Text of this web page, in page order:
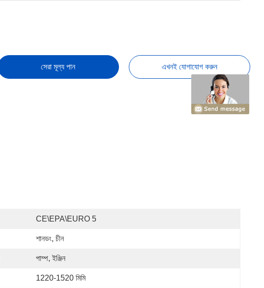
সেরা মূল্য পান এখনই যোগাযোগ করুন
CE\EPA\EURO 5
শানডং, চীন
পাম্প, ইঞ্জিন
1220-1520 মিমি